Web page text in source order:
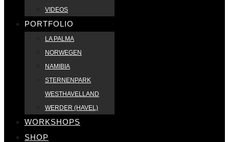
VIDEOS
PORTFOLIO
LA PALMA
NORWEGEN
NAMIBIA
STERNENPARK
WESTHAVELLAND
WERDER (HAVEL)
WORKSHOPS
SHOP